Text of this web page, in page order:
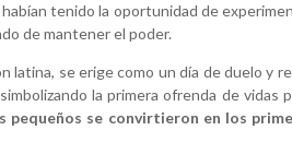
tenido la oportunidad de
de mantener el poder.
latina, se erige como un día de duelo y
la primera ofrenda de
pequeños se convirtieron en los